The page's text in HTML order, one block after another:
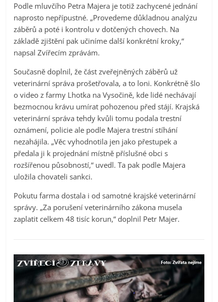
Podle mluvčího Petra Majera je totiž zachycené jednání
naprosto nepřípustné. „Provedeme důkladnou analýzu
záběrů a poté i kontrolu v dotčených chovech. Na
základě zjištění pak učiníme další konkrétní kroky,“
napsal Zvířecím zprávám.
Současně doplnil, že část zveřejněných záběrů už
veterinární správa prošetřovala, a to loni. Konkrétně šlo
o video z farmy Lhotka na Vysočině, kde lidé nechávají
bezmocnou krávu umírat pohozenou před stájí. Krajská
veterinární správa tehdy kvůli tomu podala trestní
oznámení, policie ale podle Majera trestní stíhání
nezahájila. „Věc vyhodnotila jen jako přestupek a
předala ji k projednání místně příslušné obci s
rozšířenou působností,“ uvedl. Ta pak podle Majera
uložila chovateli sankci.
Pokutu farma dostala i od samotné krajské veterinární
správy. „Za porušení veterinárního zákona musela
zaplatit celkem 48 tisíc korun,“ doplnil Petr Majer.